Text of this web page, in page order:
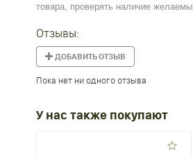
товара, проверять наличие
Отзывы:
ДОБАВИТЬ ОТЗЫВ
Пока нет ни одного отзыва
У нас также покупают